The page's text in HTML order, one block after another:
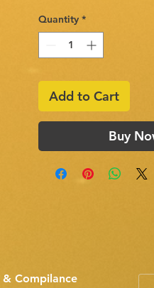
Quantity *
Add to Cart
Buy
& Compilance